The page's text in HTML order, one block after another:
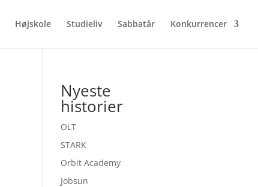
Højskole Studieliv Sabbatår Konkurrencer
Nyeste
historier
OLT
STARK
Orbit Academy
Jobsun